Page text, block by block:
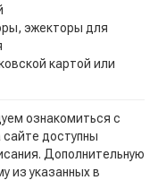
эжекторы для
картой или
ознакомиться с
доступны
Дополнительную
из указанных в